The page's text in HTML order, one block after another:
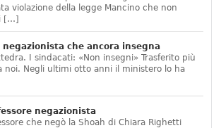
violazione della legge Mancino che non
[…]
che ancora insegna
I sindacati: «Non insegni» Trasferito più
Negli ultimi otto anni il ministero lo ha
negazionista
che negò la Shoah di Chiara Righetti